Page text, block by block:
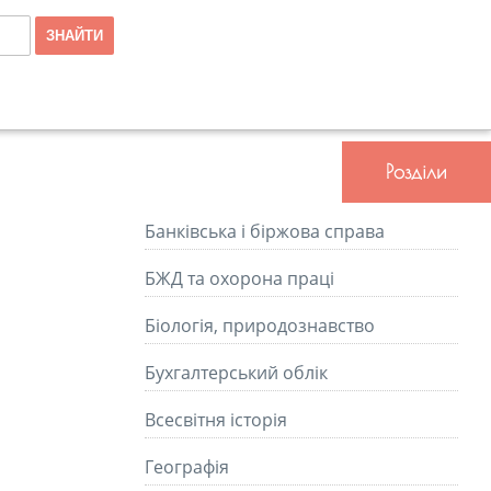
Розділи
Банківська і біржова справа
БЖД та охорона праці
Біологія, природознавство
Бухгалтерський облік
Всесвітня історія
Географія